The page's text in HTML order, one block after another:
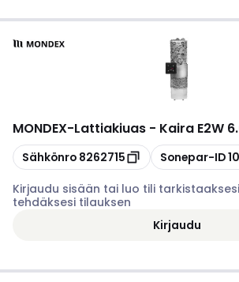
MONDEX-Lattiakiuas - Kaira E2W
Kopioi
Sähkönro 8262715 Kopioi
Sonepar-ID
Kirjaudu sisään tai luo tili
tehdäksesi tilauksen
Kirjaudu